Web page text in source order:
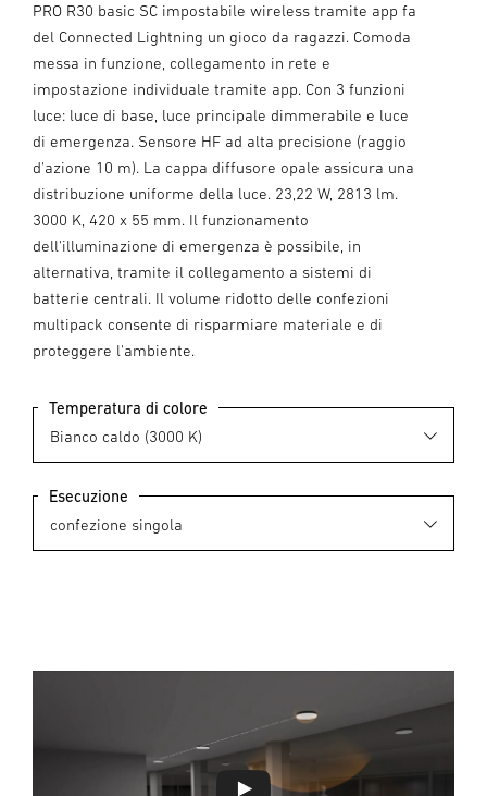
PRO R30 basic SC impostabile wireless tramite app fa
del Connected Lightning un gioco da ragazzi. Comoda
messa in funzione, collegamento in rete e
impostazione individuale tramite app. Con 3 funzioni
luce: luce di base, luce principale dimmerabile e luce
di emergenza. Sensore HF ad alta precisione (raggio
d'azione 10 m). La cappa diffusore opale assicura una
distribuzione uniforme della luce. 23,22 W, 2813 lm.
3000 K, 420 x 55 mm. Il funzionamento
dell'illuminazione di emergenza è possibile, in
alternativa, tramite il collegamento a sistemi di
batterie centrali. Il volume ridotto delle confezioni
multipack consente di risparmiare materiale e di
proteggere l'ambiente.
Temperatura di colore
Esecuzione